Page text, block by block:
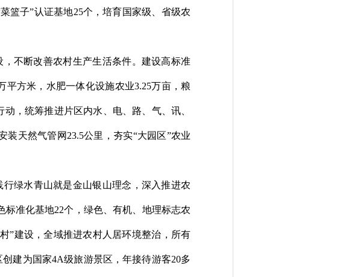
菜篮子”认证基地25个，培育国家级、省级农
不断改善农村生产生活条件。 建设高标准
平方米，水肥一体化设施农业3.25万亩，粮
动，统筹推进片区内水、电、路、气、讯、
装天然气管网 23.5公里 ， 夯实“大园区”农业
行绿水青山就是金山银山理念，深入推进农
标准化基地22个，绿色、有机、地理标志农
”建设，全域推进农村人居环境整治， 所有
创建为国家4A级旅游景区，年接待游客20多